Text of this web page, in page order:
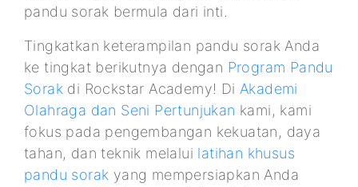
pandu sorak bermula dari inti.
Tingkatkan keterampilan pandu sorak Anda
ke tingkat berikutnya dengan Program Pandu
Sorak di Rockstar Academy! Di Akademi
Olahraga dan Seni Pertunjukan kami, kami
fokus pada pengembangan kekuatan, daya
tahan, dan teknik melalui latihan khusus
pandu sorak yang mempersiapkan Anda